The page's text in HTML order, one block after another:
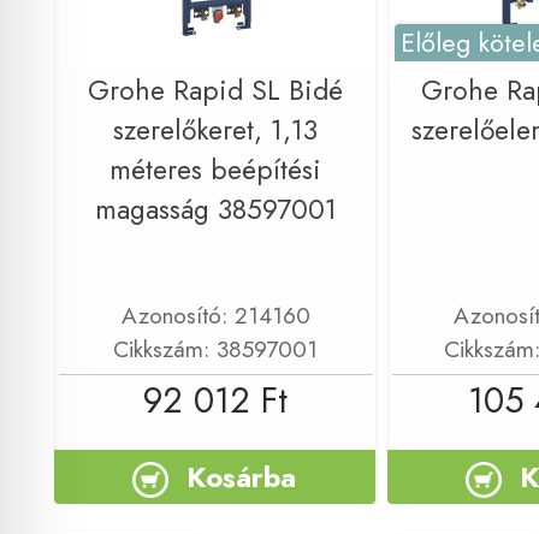
Grohe Rapid SL Bidé
szerelőkeret, 1,13
méteres beépítési
magasság 38597001
Azonosító: 214160
Cikkszám: 38597001
92 012 Ft
Kosárba
Előleg
Grohe
105